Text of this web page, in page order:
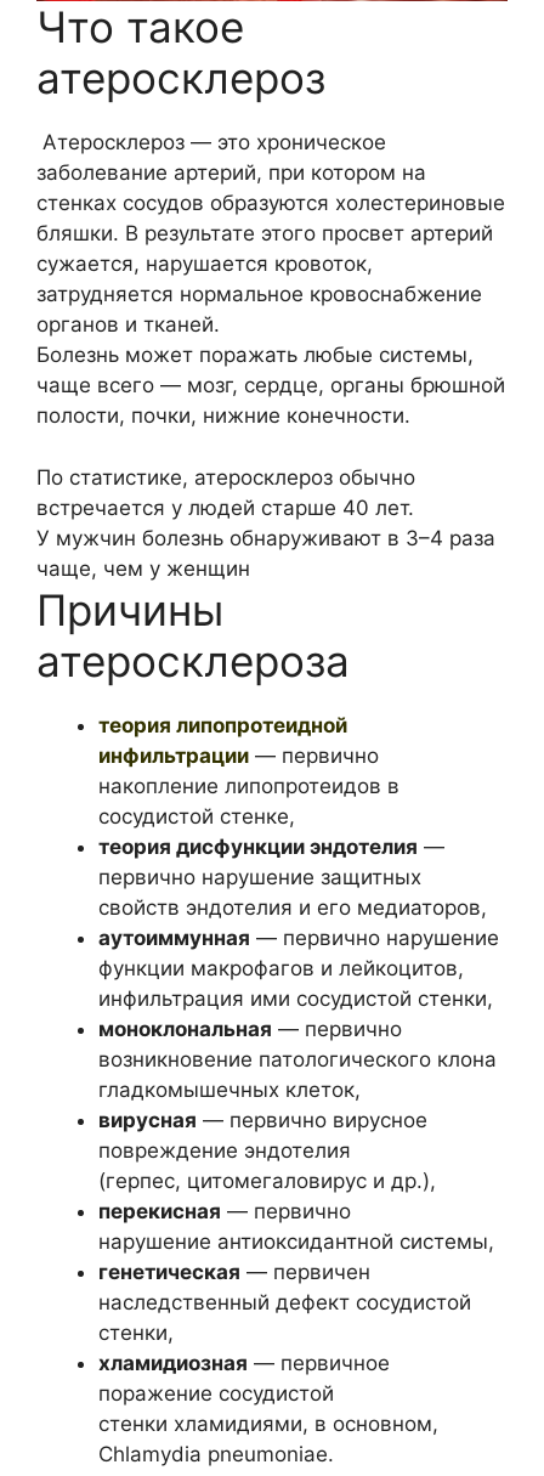
Что такое
атеросклероз
Атеросклероз — это хроническое
заболевание артерий, при котором на
стенках сосудов образуются холестериновые
бляшки. В результате этого просвет артерий
сужается, нарушается кровоток,
затрудняется нормальное кровоснабжение
органов и тканей.
Болезнь может поражать любые системы,
чаще всего — мозг, сердце, органы брюшной
полости, почки, нижние конечности.
По статистике, атеросклероз обычно
встречается у людей старше 40 лет.
У мужчин болезнь обнаруживают в 3–4 раза
чаще, чем у женщин
Причины
атеросклероза
теория липопротеидной
инфильтрации — первично
накопление липопротеидов в
сосудистой стенке,
теория дисфункции эндотелия —
первично нарушение защитных
свойств эндотелия и его медиаторов,
аутоиммунная — первично нарушение
функции макрофагов и лейкоцитов,
инфильтрация ими сосудистой стенки,
моноклональная — первично
возникновение патологического клона
гладкомышечных клеток,
вирусная — первично вирусное
повреждение эндотелия
(герпес, цитомегаловирус и др.),
перекисная — первично
нарушение антиоксидантной системы,
генетическая — первичен
наследственный дефект сосудистой
стенки,
хламидиозная — первичное
поражение сосудистой
стенки хламидиями, в основном,
Chlamydia pneumoniae.